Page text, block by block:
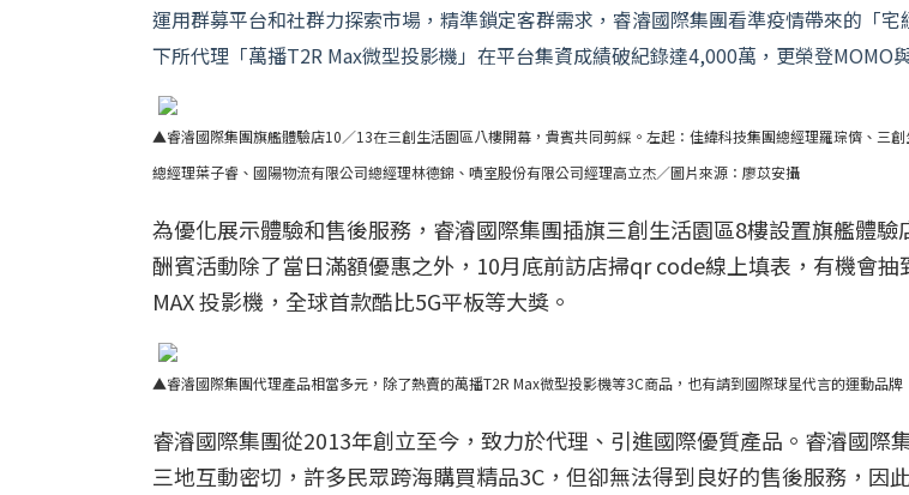
運用群募平台和社群力探索市場，精準鎖定客群需求，睿濬國際集團看準疫情帶來的「
下所代理「萬播T2R Max微型投影機」在平台集資成績破紀錄達4,000萬，更榮登MOMO
▲睿濬國際集團旗艦體驗店10／13在三創生活園區八樓開幕，貴賓共同剪綵。左起：佳緯科技集團總經理羅琮儕、三
總經理葉子睿、國陽物流有限公司總經理林德錦、嘖室股份有限公司經理高立杰／圖片來源：廖苡安攝
為優化展示體驗和售後服務，睿濬國際集團插旗三創生活園區8樓設置旗艦體
酬賓活動除了當日滿額優惠之外，10月底前訪店掃qr code線上填表，有機會
MAX 投影機，全球首款酷比5G平板等大獎。
▲睿濬國際集團代理產品相當多元，除了熱賣的萬播T2R Max微型投影機等3C商品，也有請到國際球星代言的運動品
睿濬國際集團從2013年創立至今，致力於代理、引進國際優質產品。睿濬國際
三地互動密切，許多民眾跨海購買精品3C，但卻無法得到良好的售後服務，因